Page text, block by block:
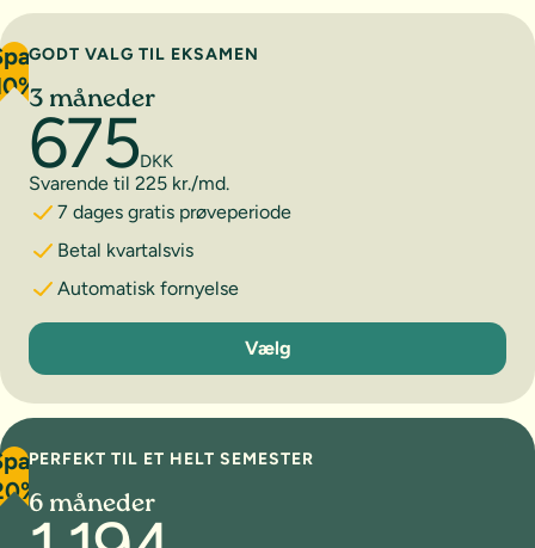
GODT VALG TIL EKSAMEN
3 måneder
675DKK
Svarende til 225 kr./md.
7 dages gratis prøveperiode
Betal kvartalsvis
Automatisk fornyelse
3 måneder
Vælg
PERFEKT TIL ET HELT SEMESTER
6 måneder